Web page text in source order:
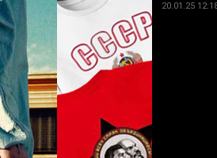
20.01.25